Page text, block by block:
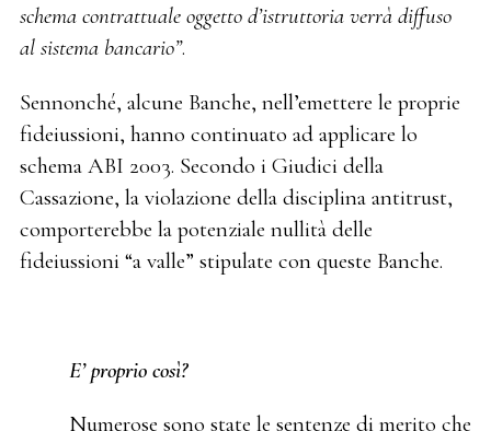
schema contrattuale oggetto d’istruttoria verrà diffuso
al sistema bancario”.
Sennonché, alcune Banche, nell’emettere le proprie
fideiussioni, hanno continuato ad applicare lo
schema ABI 2003. Secondo i Giudici della
Cassazione, la violazione della disciplina antitrust,
comporterebbe la potenziale nullità delle
fideiussioni “a valle” stipulate con queste Banche.
E’ proprio così?
Numerose sono state le sentenze di merito che